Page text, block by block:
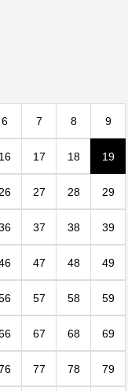
6 7 8 9
16 17 18 19
26 27 28 29
37 38 39
47 48 49
57 58 59
67 68 69
77 78 79